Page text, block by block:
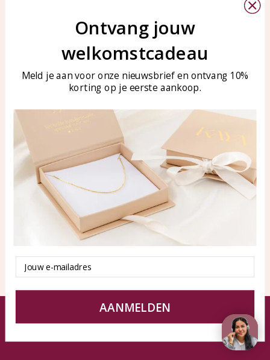
Veelgestelde vragen
Sieraden onderhouden
KAYA Sieraden
Bellen of WhatsApp Ma-Vr
tussen 09:00-17:00
Tel: 0850003187
WhatsApp: 0850003187
klantenservice@kayasierade
Producten
Alle producten
Nieuwe producten
KAYA Sieraden
Over ons
Samenwerken?
Tips en Advies
Duurzaamheid
© KAYA Sieraden
Algemene voorwaarden Disclaimer Privacy Policy Sitemap
Ontvang jouw
welkomstcadeau
Meld je aan voor onze nieuwsbrief en ontvang 10%
korting op je eerste aankoop.
Email
AANMELDEN